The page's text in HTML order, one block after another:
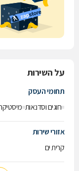
על השירות
תחומי העסק
חוגים וסדנאות
אזורי שירות
קרית ים